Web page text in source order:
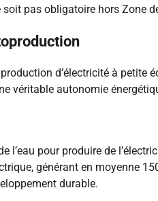
pas obligatoire hors Zone
d’électricité à petite
véritable autonomie
pour produire de
générant en moyenne
durable.